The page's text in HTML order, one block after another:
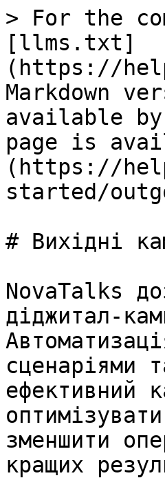
> For the
[llms.txt]
(https://
Markdown
available
page is
(https://
started/
# Вихідні
NovaTalks
діджитал-
сценаріями
ефективний
зменшити
кращих